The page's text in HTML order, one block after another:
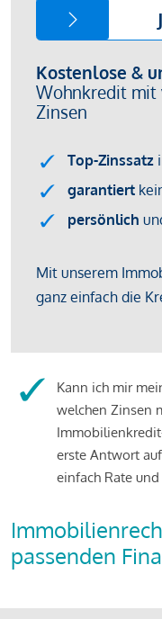
Kann ich mir
welchen Zinsen
erste Antwort
einfach Rate
passenden